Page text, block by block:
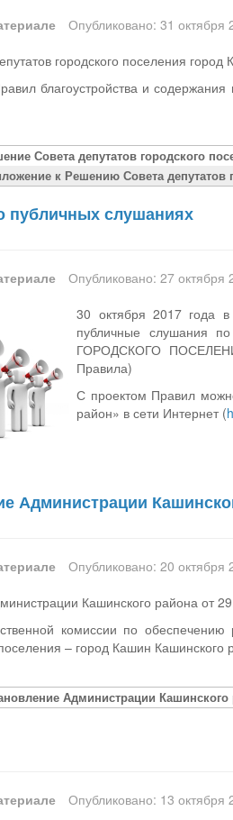
Опубликовано: 31 октября
городского поселения
благоустройства и
Совета депутатов городского
к Решению Совета депутатов
публичных слушаниях
Опубликовано: 27 октября
30 октября 2017 года
публичные
ГОРОДСКОГО
Правила)
С проектом Правил
район» в сети Интернет (
Администрации
Опубликовано: 20 октября
Кашинского района от
комиссии по
– город Кашин
Администрации Кашинского
Опубликовано: 13 октября